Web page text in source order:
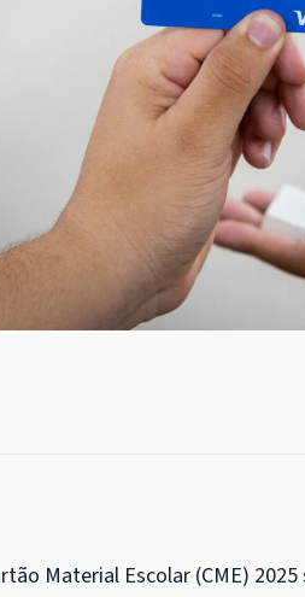
Material Escolar (CME)